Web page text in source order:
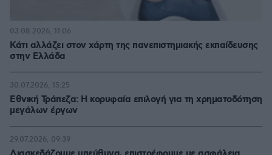
Κάτι αλλάζει στον χάρτη της πανεπιστημιακής εκπαίδευσης
στην Ελλάδα
03.08.2026, 11:06
Εθνική Τράπεζα: Η κορυφαία επιλογή για τη χρηματοδότηση
μεγάλων έργων
30.07.2026, 15:25
29.07.2026, 09:39